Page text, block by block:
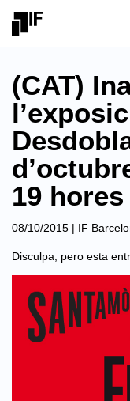
(CAT)
19 hores
08/10/2015 | IF
Disculpa, pero esta